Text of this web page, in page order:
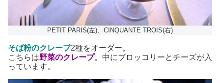
PETIT PARIS(左)、CINQUANTE TROIS(右)
そば粉のクレープ2種をオーダー。
こちらは野菜のクレープ。中にブロッコリーとチーズが入
っています。